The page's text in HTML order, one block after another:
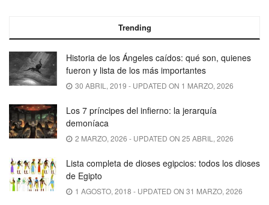
Trending
Historia de los Ángeles caídos: qué son, quienes
fueron y lista de los más importantes
30 ABRIL, 2019 - UPDATED ON 1 MARZO, 2026
Los 7 príncipes del infierno: la jerarquía
demoníaca
2 MARZO, 2026 - UPDATED ON 25 ABRIL, 2026
Lista completa de dioses egipcios: todos los dioses
de Egipto
1 AGOSTO, 2018 - UPDATED ON 31 MARZO, 2026